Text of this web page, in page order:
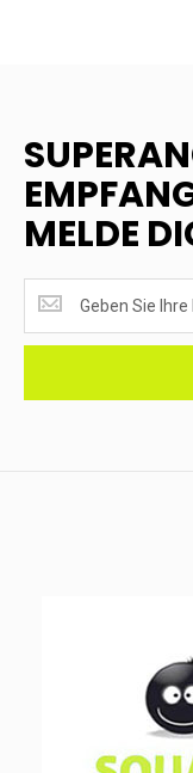
MELDE
EMPFANGEN?
<br>MELDE